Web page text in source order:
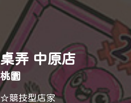
桌弄 中原店
桃園
☆競技型店家